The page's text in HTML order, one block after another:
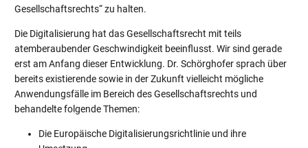
Gesellschaftsrechts“ zu halten.
Die Digitalisierung hat das Gesellschaftsrecht mit teils
atemberaubender Geschwindigkeit beeinflusst. Wir sind gerade
erst am Anfang dieser Entwicklung. Dr. Schörghofer sprach über
bereits existierende sowie in der Zukunft vielleicht mögliche
Anwendungsfälle im Bereich des Gesellschaftsrechts und
behandelte folgende Themen:
Die Europäische Digitalisierungsrichtlinie und ihre